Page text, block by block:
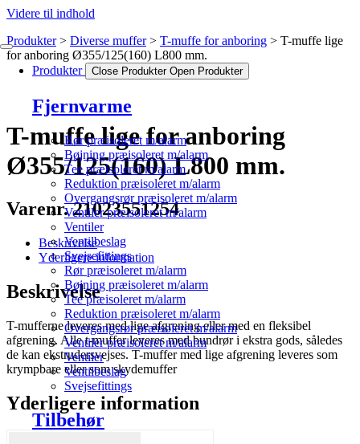
Videre til indhold
Produkter Close Produkter Open Produkter
Fjernvarme
Rør præisoleret m/alarm
Bøjning præisoleret m/alarm
Tee præisoleret m/alarm
Reduktion præisoleret m/alarm
Overgangsrør præisoleret m/alarm
Ventiler præisoleret m/alarm
Ventiler
Ventilbeslag
Svejsefittings
Rør præisoleret m/alarm
Bøjning præisoleret m/alarm
Tee præisoleret m/alarm
Reduktion præisoleret m/alarm
Overgangsrør præisoleret m/alarm
Ventiler præisoleret m/alarm
Ventiler
Ventilbeslag
Svejsefittings
Tilbehør
Produkter Diverse muffer T-muffe for anboring
T-muffe lige
for anboring Ø355/125(160) L800 mm.
T-muffe lige for anboring
Ø355/125(160) L800 mm.
Varenr. 21023551254
Beskrivelse
Yderligere information
Beskrivelse
T-mufferne leveres med lige afgrening eller med en fleksibel
afgrening. Alle t-muffer leveres med bundrør i ekstra gods, således
de kan ekstrudersvejses. T-muffer med lige afgrening leveres som
krympbare eller som skydemuffer
Yderligere information